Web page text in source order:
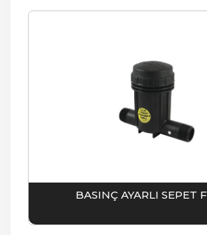
BASINÇ AYARLI SEPET